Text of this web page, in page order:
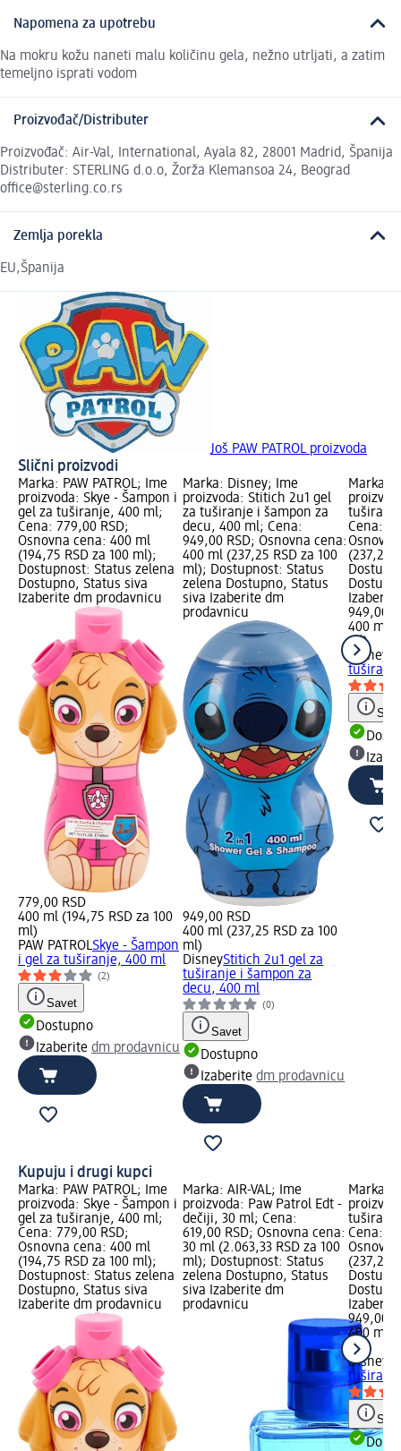
Napomena za upotrebu
Na mokru kožu naneti malu količinu gela, nežno utrljati, a zatim
temeljno isprati vodom
Proizvođač/Distributer
Proizvođač: Air-Val, International, Ayala 82, 28001 Madrid, Španija
Distributer: STERLING d.o.o, Žorža Klemansoa 24, Beograd
office@sterling.co.rs
Zemlja porekla
EU,Španija
Još PAW PATROL proizvoda
Slični proizvodi
Marka: PAW PATROL; Ime
proizvoda: Skye - Šampon i
gel za tuširanje, 400 ml;
Cena: 779,00 RSD;
Osnovna cena: 400 ml
(194,75 RSD za 100 ml);
Dostupnost: Status zelena
Dostupno, Status siva
Izaberite dm prodavnicu
779,00 RSD
400 ml (194,75 RSD za 100
ml)
PAW PATROLSkye - Šampon
i gel za tuširanje, 400 ml
(2)
Savet
Dostupno
Izaberite dm prodavnicu
Marka: Disney; Ime
proizvoda: Stitich 2u1 gel
za tuširanje i šampon za
decu, 400 ml; Cena:
949,00 RSD; Osnovna cena:
400 ml (237,25 RSD za 100
ml); Dostupnost: Status
zelena Dostupno, Status
siva Izaberite dm
prodavnicu
949,00 RSD
400 ml (237,25 RSD za 100
ml)
DisneyStitich 2u1 gel za
tuširanje i šampon za
decu, 400 ml
(0)
Savet
Dostupno
Izaberitedm prodavnicu
Marka:
Cena:
(237,25
949,00
400 ml
ml)
Disney
Kupuju i drugi kupci
Marka: PAW PATROL; Ime
proizvoda: Skye - Šampon i
gel za tuširanje, 400 ml;
Cena: 779,00 RSD;
Osnovna cena: 400 ml
(194,75 RSD za 100 ml);
Dostupnost: Status zelena
Dostupno, Status siva
Izaberite dm prodavnicu
Marka: AIR-VAL; Ime
proizvoda: Paw Patrol Edt -
dečiji, 30 ml; Cena:
619,00 RSD; Osnovna cena:
30 ml (2.063,33 RSD za 100
ml); Dostupnost: Status
zelena Dostupno, Status
siva Izaberite dm
prodavnicu
Marka:
Cena:
(237,25
949,00
400 ml
ml)
Disney